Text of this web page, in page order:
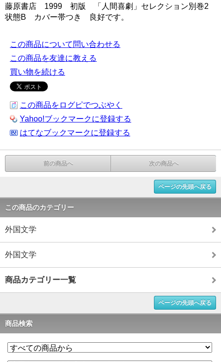
藤原書店 1999 初版 「人間喜劇」セレクション別巻2
状態B カバー帯つき 良好です。
この商品について問い合わせる
この商品を友達に教える
買い物を続ける
この商品をログピでつぶやく
Yahoo!ブックマークに登録する
はてなブックマークに登録する
前の商品へ 次の商品へ
ページの先頭へ戻る
この商品のカテゴリー
外国文学
外国文学
商品カテゴリー一覧
ページの先頭へ戻る
商品検索